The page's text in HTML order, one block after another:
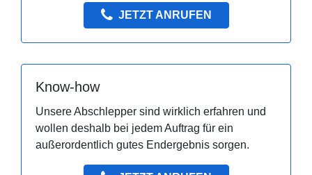
JETZT ANRUFEN
Know-how
Unsere Abschlepper sind wirklich erfahren und
wollen deshalb bei jedem Auftrag für ein
außerordentlich gutes Endergebnis sorgen.